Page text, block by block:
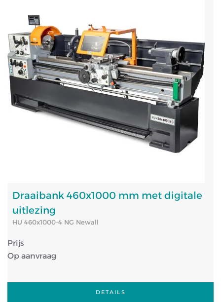
Draaibank 460x1000 mm met digitale
uitlezing
HU 460x1000-4 NG Newall
Prijs
Op aanvraag
DETAILS